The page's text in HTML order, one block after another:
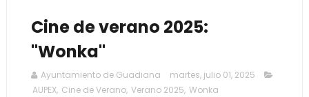
Cine de verano 2025:
"Wonka"
Ayuntamiento de Guadiana
martes, julio 01, 2025
AUPEX, Cine de Verano, Verano 2025, Wonka